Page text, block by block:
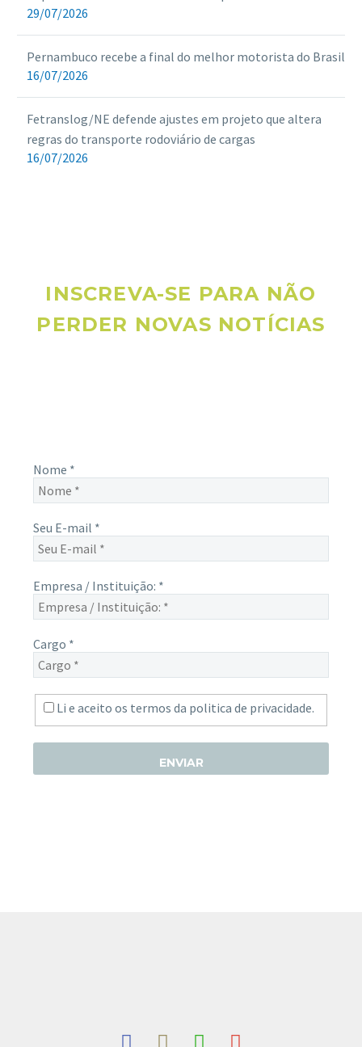
29/07/2026
Pernambuco recebe a final do melhor motorista do Brasil
16/07/2026
Fetranslog/NE defende ajustes em projeto que altera
regras do transporte rodoviário de cargas
16/07/2026
INSCREVA-SE PARA NÃO
PERDER NOVAS NOTÍCIAS
Nome *
Seu E-mail *
Empresa / Instituição: *
Cargo *
Li e aceito os termos da politica de privacidade.